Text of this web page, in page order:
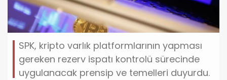
SPK, kripto varlık platformlarının yapması
gereken rezerv ispatı kontrolü sürecinde
uygulanacak prensip ve temelleri duyurdu.